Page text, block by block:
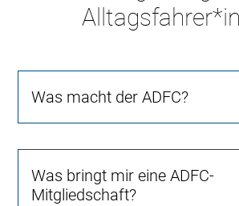
Was macht der ADFC?
Was bringt mir eine ADFC-
Mitgliedschaft?